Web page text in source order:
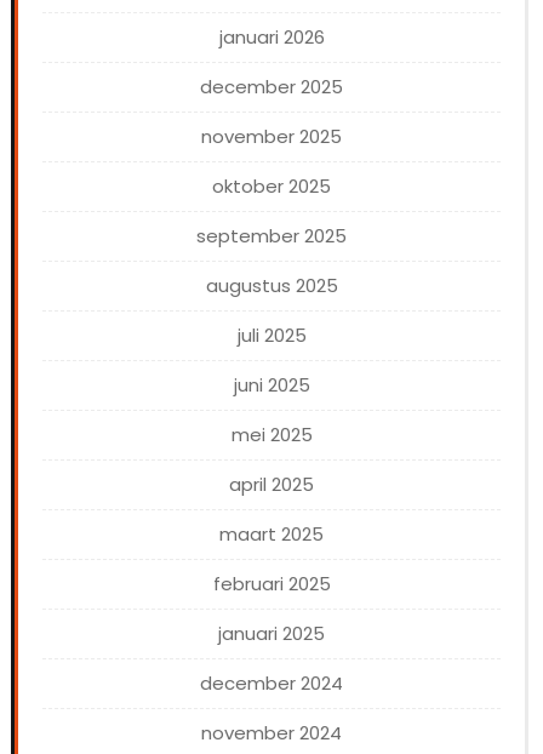
januari 2026
december 2025
november 2025
oktober 2025
september 2025
augustus 2025
juli 2025
juni 2025
mei 2025
april 2025
maart 2025
februari 2025
januari 2025
december 2024
november 2024